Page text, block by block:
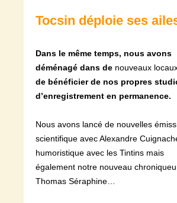
Tocsin déploie ses
Dans le même temps, nous avons
déménagé dans de nouveaux
de bénéficier de nos propres
d’enregistrement en permanence.
Nous avons lancé de nouvelles
scientifique avec Alexandre
humoristique avec les Tintins mais
également notre nouveau
Thomas Séraphine…